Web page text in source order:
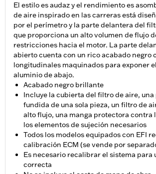
El estilo es audaz y el rendimiento es
de aire inspirado en las carreras está
por el perímetro y la parte delantera del
que proporciona un alto volumen de flujo
restricciones hacia el motor. La parte
abierto cuenta con un rico acabado negro
longitudinales maquinados para exponer
aluminio de abajo.
Acabado negro brillante
Incluye la cubierta del filtro de aire,
fundida de una sola pieza, un filtro de
alto flujo, una manga protectora contra
los elementos de sujeción necesarios
Todos los modelos equipados con EFI
calibración ECM (se vende por
Es necesario recalibrar el sistema para
correcta